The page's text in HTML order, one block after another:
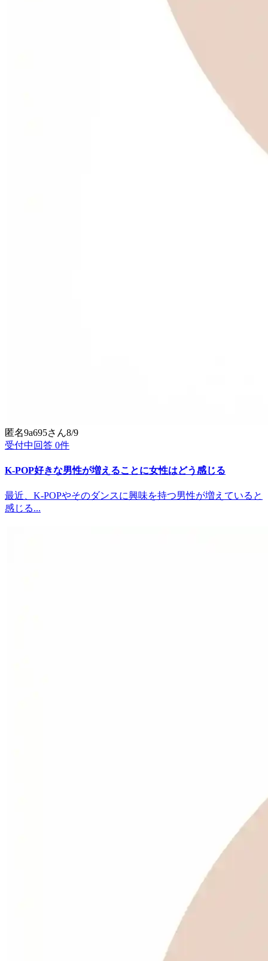
匿名9a695さん8/9
受付中 回答 0件
K-POP好きな男性が増えることに女性はどう感じる
最近、K-POPやそのダンスに興味を持つ男性が増えていると
感じる...